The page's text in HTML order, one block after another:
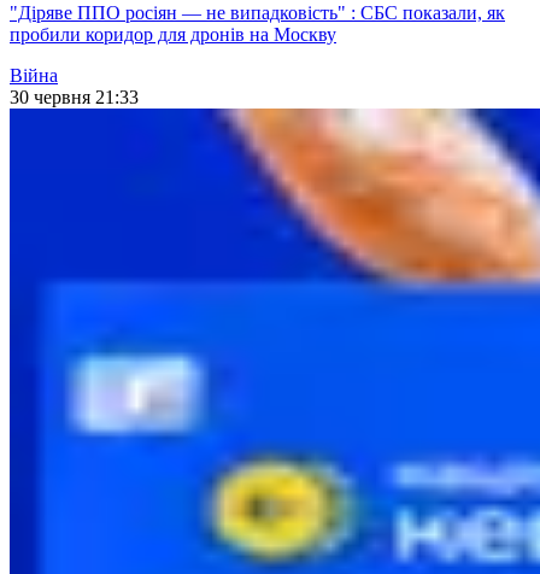
"Діряве ППО росіян — не випадковість" : СБС показали, як
пробили коридор для дронів на Москву
Війна
30 червня 21:33